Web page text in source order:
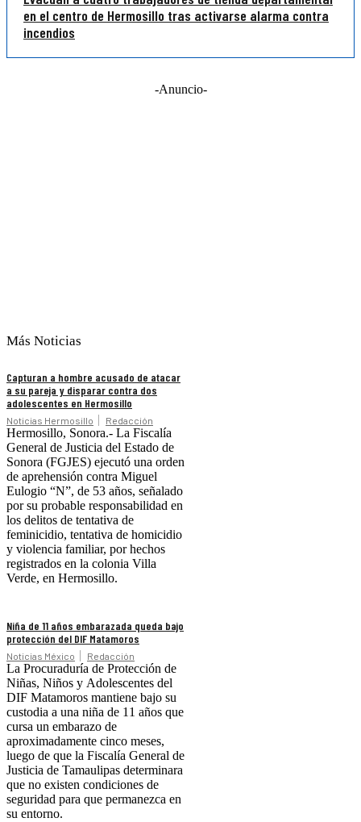
en el centro de Hermosillo tras activarse alarma contra
incendios
-Anuncio-
Más Noticias
Capturan a hombre acusado de atacar
a su pareja y disparar contra dos
adolescentes en Hermosillo
Noticias Hermosillo Redacción
Hermosillo, Sonora.- La Fiscalía
General de Justicia del Estado de
Sonora (FGJES) ejecutó una orden
de aprehensión contra Miguel
Eulogio “N”, de 53 años, señalado
por su probable responsabilidad en
los delitos de tentativa de
feminicidio, tentativa de homicidio
y violencia familiar, por hechos
registrados en la colonia Villa
Verde, en Hermosillo.
Niña de 11 años embarazada queda bajo
protección del DIF Matamoros
Noticias México Redacción
La Procuraduría de Protección de
Niñas, Niños y Adolescentes del
DIF Matamoros mantiene bajo su
custodia a una niña de 11 años que
cursa un embarazo de
aproximadamente cinco meses,
luego de que la Fiscalía General de
Justicia de Tamaulipas determinara
que no existen condiciones de
seguridad para que permanezca en
su entorno.